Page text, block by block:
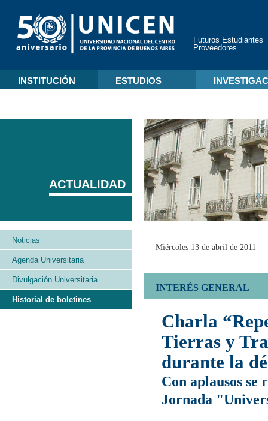
Futuros Estudiantes
Proveedores
INSTITUCIÓN ESTUDIOS
Miércoles 13 de abril de 2011
INTERÉS GENERAL
Charla
Tierras y
durante la
Con aplausos se
Jornada
ACTUALIDAD
Noticias
Agenda Universitaria
Divulgación Universitaria
Historial de boletines